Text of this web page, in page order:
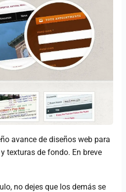
avance de diseños web para
texturas de fondo. En breve
no dejes que los demás se